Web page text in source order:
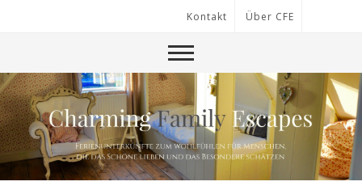
Kontakt Über CFE